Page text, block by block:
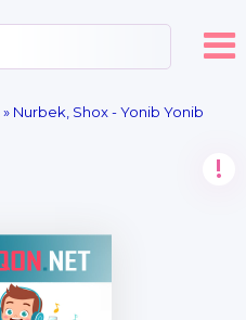
» Nurbek, Shox - Yonib Yonib
!